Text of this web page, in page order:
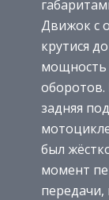
Движок с
крутися
мощность
оборотов.
задняя
был
момент
передачи,